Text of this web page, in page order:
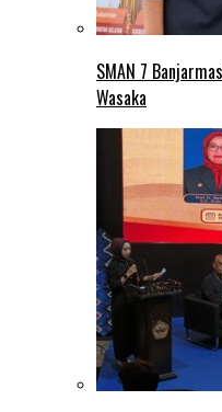
SMAN 7
Wasaka